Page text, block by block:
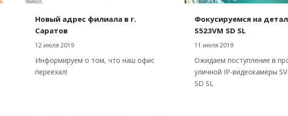
Новый адрес филиала в г.
Саратов
12 июля 2019
Информируем о том, что наш офис
переехал!
Фокусируемся на
S523VM SD SL
11 июля 2019
Ожидаем поступление в
уличной IP-видеокамеры
SD SL